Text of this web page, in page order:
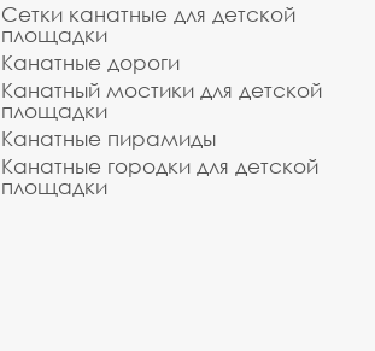
Сетки канатные для детской
площадки
Канатные дороги
Канатный мостики для детской
площадки
Канатные пирамиды
Канатные городки для детской
площадки